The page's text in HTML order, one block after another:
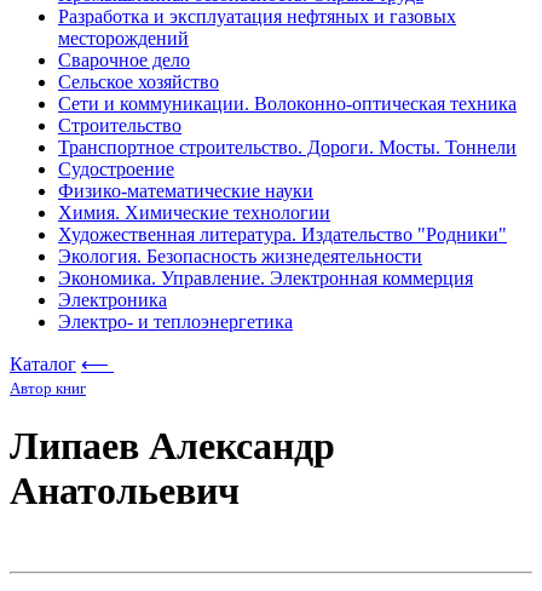
Разработка и эксплуатация нефтяных и газовых
месторождений
Сварочное дело
Сельское хозяйство
Сети и коммуникации. Волоконно-оптическая техника
Строительство
Транспортное строительство. Дороги. Мосты. Тоннели
Судостроение
Физико-математические науки
Химия. Химические технологии
Художественная литература. Издательство "Родники"
Экология. Безопасность жизнедеятельности
Экономика. Управление. Электронная коммерция
Электроника
Электро- и теплоэнергетика
Каталог ⟵
Автор книг
Липаев Александр
Анатольевич